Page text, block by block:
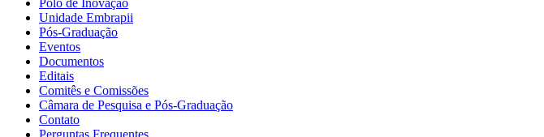
Unidade Embrapii
Pós-Graduação
Eventos
Documentos
Editais
Comitês e Comissões
Câmara de Pesquisa e Pós-Graduação
Contato
Perguntas Frequentes